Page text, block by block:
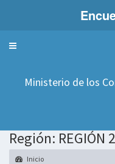
Servicios
Ministerio de los
Región: REGIÓN
Inicio